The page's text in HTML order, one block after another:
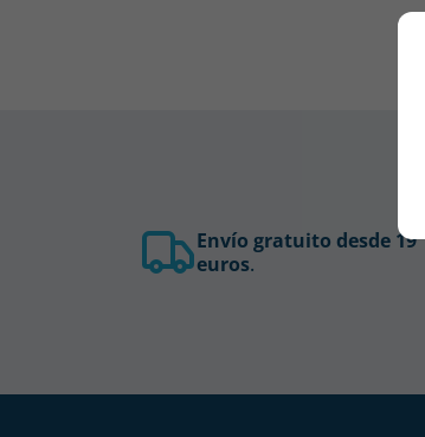
Envío gratuito desde 19
euros.